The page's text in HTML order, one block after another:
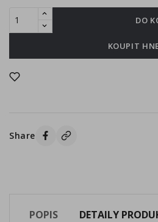
DO
KOUPIT
Share
POPIS DETAILY